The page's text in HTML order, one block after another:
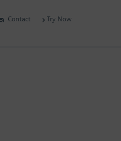
Contact Try Now